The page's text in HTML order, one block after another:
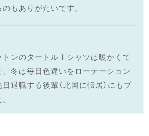
もありがたいです。
ンのタートルＴシャツは暖かくて
冬は毎日色違いをローテーション
退職する後輩（北国に転居）にもプ